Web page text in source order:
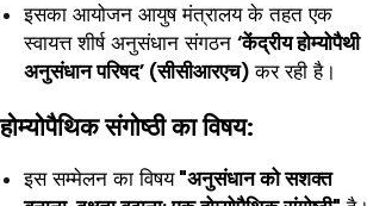
इसका आयोजन आयुष मंत्रालय के तहत एक
स्वायत्त शीर्ष अनुसंधान संगठन ‘केंद्रीय होम्योपैथी
अनुसंधान परिषद’ (सीसीआरएच)कर रही है।
होम्योपैथिक संगोष्ठी का विषय:
इस सम्मेलन का विषय"अनुसंधान को सशक्त